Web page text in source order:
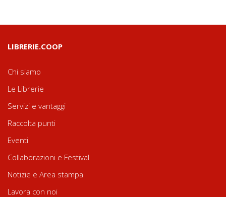
LIBRERIE.COOP
Chi siamo
Le Librerie
Servizi e vantaggi
Raccolta punti
Eventi
Collaborazioni e Festival
Notizie e Area stampa
Lavora con noi